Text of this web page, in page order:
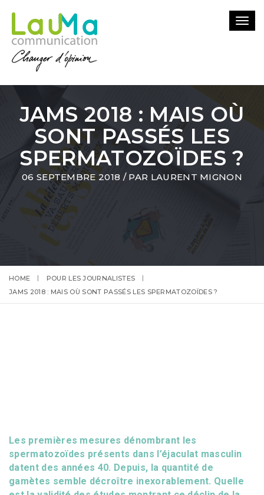
JAMS 2018 : MAIS OÙ
SONT PASSÉS LES
SPERMATOZOÏDES ?
06 SEPTEMBRE 2018 / PAR LAURENT MIGNON
HOME
POUR LES JOURNALISTES
JAMS 2018 : MAIS OÙ SONT PASSÉS LES SPERMATOZOÏDES ?
Les premières mesures dénombrant les
spermatozoïdes présents dans l’éjaculat masculin
datent des années 40. Depuis, la quantité de
gamètes semble décroître inexorablement. Quelle